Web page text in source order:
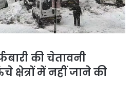
की चेतावनी
में नहीं जाने की